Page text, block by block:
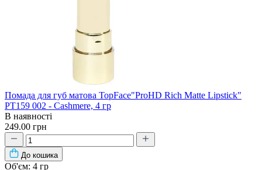
Помада для губ матова TopFace"ProHD Rich Matte Lipstick"
PT159 002 - Cashmere, 4 гр
В наявності
249.00 грн
До кошика
Об'єм: 4 гр